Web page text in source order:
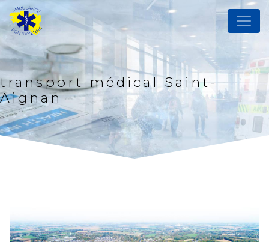
Panneau de gestion des cookies
transport médical Saint-
Aignan